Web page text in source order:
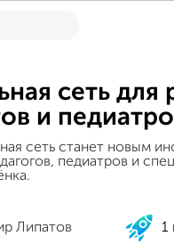
сеть для
и
сеть станет новым
педиатров и
Липатов 1